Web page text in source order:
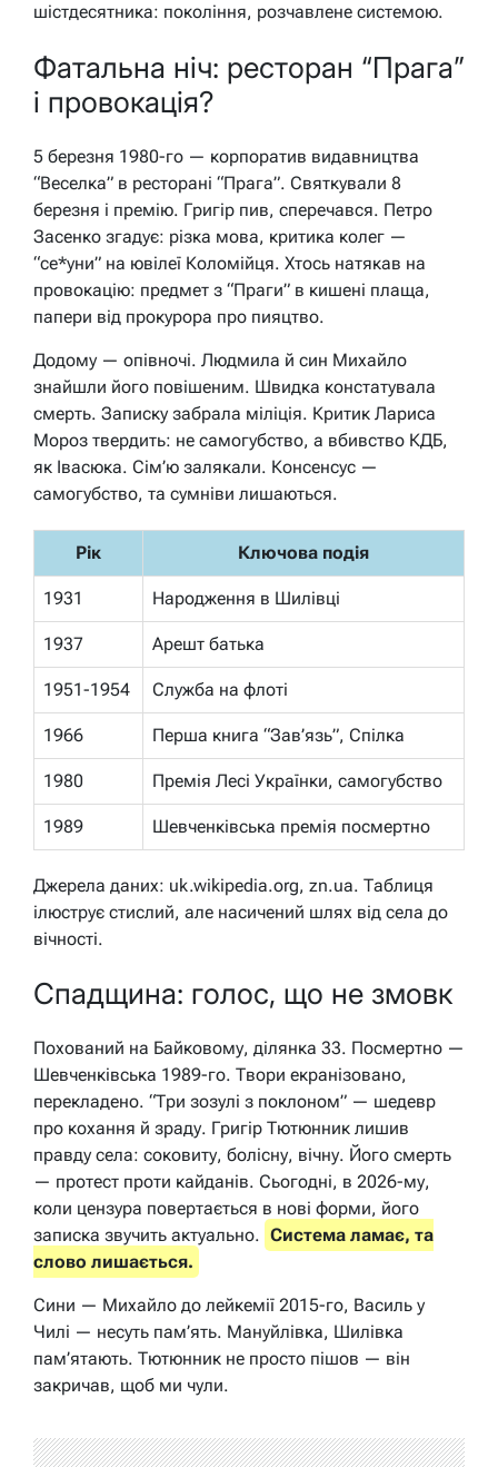
шістдесятника: покоління, розчавлене системою.
Фатальна ніч: ресторан “Прага”
і провокація?
5 березня 1980-го — корпоратив видавництва
“Веселка” в ресторані “Прага”. Святкували 8
березня і премію. Григір пив, сперечався. Петро
Засенко згадує: різка мова, критика колег —
“се*уни” на ювілеї Коломійця. Хтось натякав на
провокацію: предмет з “Праги” в кишені плаща,
папери від прокурора про пияцтво.
Додому — опівночі. Людмила й син Михайло
знайшли його повішеним. Швидка констатувала
смерть. Записку забрала міліція. Критик Лариса
Мороз твердить: не самогубство, а вбивство КДБ,
як Івасюка. Сім’ю залякали. Консенсус —
самогубство, та сумніви лишаються.
Рік Ключова подія
1931 Народження в Шилівці
1937 Арешт батька
1951-1954 Служба на флоті
1966 Перша книга “Зав’язь”, Спілка
1980 Премія Лесі Українки, самогубство
1989 Шевченківська премія посмертно
Джерела даних: uk.wikipedia.org, zn.ua. Таблиця
ілюструє стислий, але насичений шлях від села до
вічності.
Спадщина: голос, що не змовк
Похований на Байковому, ділянка 33. Посмертно —
Шевченківська 1989-го. Твори екранізовано,
перекладено. “Три зозулі з поклоном” — шедевр
про кохання й зраду. Григір Тютюнник лишив
правду села: соковиту, болісну, вічну. Його смерть
— протест проти кайданів. Сьогодні, в 2026-му,
коли цензура повертається в нові форми, його
записка звучить актуально. Система ламає, та
слово лишається.
Сини — Михайло до лейкемії 2015-го, Василь у
Чилі — несуть пам’ять. Мануйлівка, Шилівка
пам’ятають. Тютюнник не просто пішов — він
закричав, щоб ми чули.